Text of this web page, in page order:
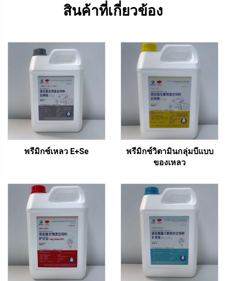
สินค้าที่เกี่ยวข้อง
พรีมิกซ์เหลว E+Se
พรีมิกซ์วิตามินกลุ่มบีแบบ
ของเหลว